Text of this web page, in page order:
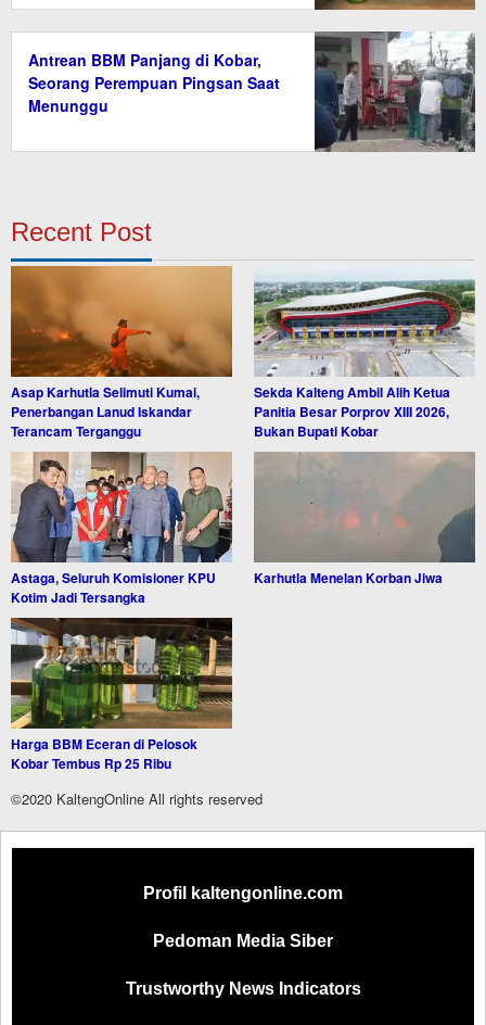
Antrean BBM Panjang di Kobar,
Seorang Perempuan Pingsan Saat
Menunggu
Recent Post
Asap Karhutla Selimuti Kumai,
Penerbangan Lanud Iskandar
Terancam Terganggu
Sekda Kalteng Ambil Alih Ketua
Panitia Besar Porprov XIII 2026,
Bukan Bupati Kobar
Astaga, Seluruh Komisioner KPU
Kotim Jadi Tersangka
Karhutla Menelan Korban Jiwa
Harga BBM Eceran di Pelosok
Kobar Tembus Rp 25 Ribu
©2020 KaltengOnline All rights reserved
Profil kaltengonline.com
Pedoman Media Siber
Trustworthy News Indicators